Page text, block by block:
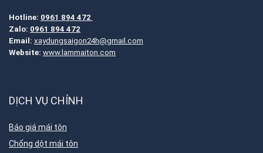
Hotline: 0961 894 472
Zalo: 0961 894 472
Email: xaydungsaigon24h@gmail.com
Website: www.lammaiton.com
DỊCH VỤ CHÍNH
Báo giá mái tôn
Chống dột mái tôn